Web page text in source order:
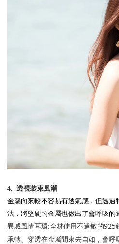
4. 透視裝束風潮
金屬向來較不容易有透氣感，但透過
法，將堅硬的金屬也做出了會呼吸的
異域風情耳環:全材使用不過敏的925
承轉、穿透在金屬間來去自如，會呼